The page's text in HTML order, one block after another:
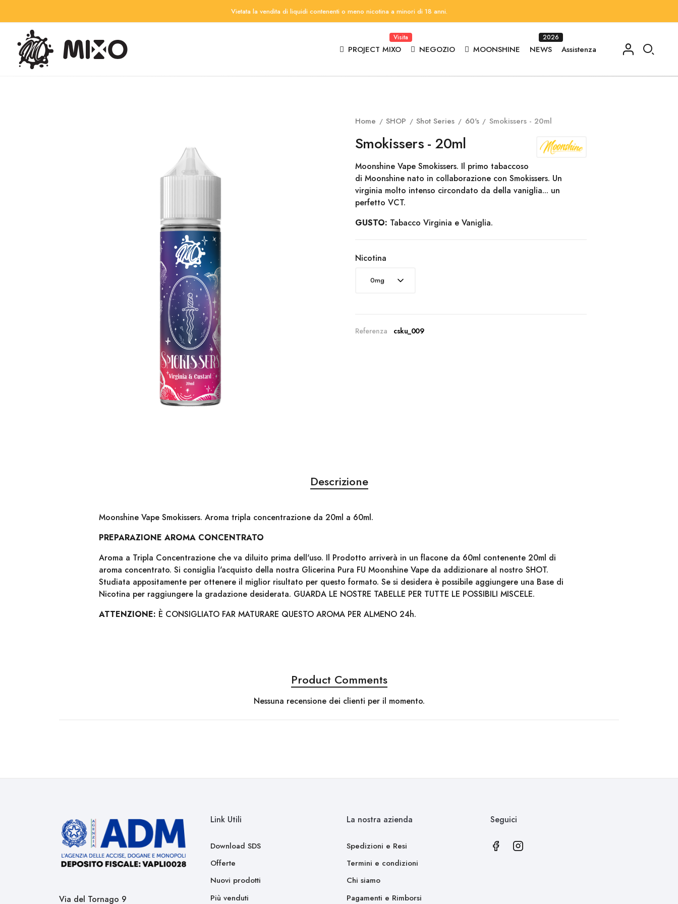
Vietata la vendita di liquidi contenenti o meno nicotina a minori di 18 anni.
PROJECT MIXO
Visita
NEGOZIO MOONSHINE NEWS
2026
Assistenza
Home SHOP Shot Series 60's Smokissers - 20ml
Smokissers - 20ml
Moonshine Vape Smokissers. Il primo tabaccoso
di Moonshine nato in collaborazione con Smokissers. Un
virginia molto intenso circondato da della vaniglia... un
perfetto VCT.
GUSTO: Tabacco Virginia e Vaniglia.
Nicotina
Referenza csku_009
Descrizione
Moonshine Vape Smokissers. Aroma tripla concentrazione da 20ml a 60ml.
PREPARAZIONE AROMA CONCENTRATO
Aroma a Tripla Concentrazione che va diluito prima dell'uso. Il Prodotto arriverà in un flacone da 60ml contenente 20ml di
aroma concentrato. Si consiglia l'acquisto della nostra Glicerina Pura FU Moonshine Vape da addizionare al nostro SHOT.
Studiata appositamente per ottenere il miglior risultato per questo formato. Se si desidera è possibile aggiungere una Base di
Nicotina per raggiungere la gradazione desiderata. GUARDA LE NOSTRE TABELLE PER TUTTE LE POSSIBILI MISCELE.
ATTENZIONE: È CONSIGLIATO FAR MATURARE QUESTO AROMA PER ALMENO 24h.
Product Comments
Nessuna recensione dei clienti per il momento.
Via del Tornago 9
Link Utili
Download SDS
Offerte
Nuovi prodotti
Più venduti
La nostra azienda
Spedizioni e Resi
Termini e condizioni
Chi siamo
Pagamenti e Rimborsi
Seguici